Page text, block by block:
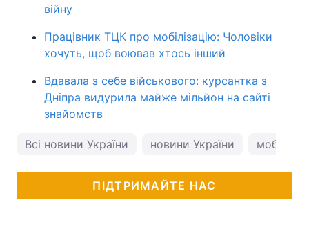
війну
Працівник ТЦК про мобілізацію: Чоловіки
хочуть, щоб воював хтось інший
Вдавала з себе військового: курсантка з
Дніпра видурила майже мільйон на сайті
знайомств
Всі новини України новини України
ПІДТРИМАЙТЕ НАС